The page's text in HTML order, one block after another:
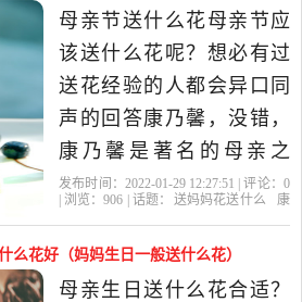
看看适合送妈妈的鲜花
吧： 1、康乃馨。康乃馨是
送什么花给妈妈最合适的
一种花，其是...
母亲节送什么花母亲节应
该送什么花呢？想必有过
送花经验的人都会异口同
声的回答康乃馨，没错，
康乃馨是著名的母亲之
花，最适合的就是表达对
候也是有一点注意事项
的。常见的康乃馨有3中颜
发布时间：2022-01-29 12:27:51 | 评论： 0
| 浏览：906 | 话题： 送妈妈花送什么
康
么花好（妈妈生日一般送什么花）
母亲生日送什么花合适？